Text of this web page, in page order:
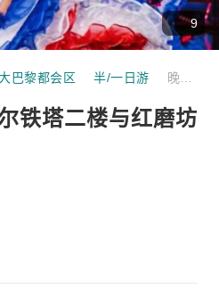
9
巴黎都会区 半/一日游
铁塔二楼与红磨坊